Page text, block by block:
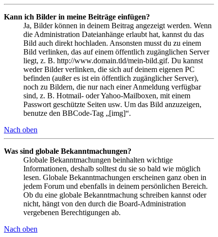
Kann ich Bilder in meine Beiträge einfügen?
Ja, Bilder können in deinem Beitrag angezeigt werden. Wenn
die Administration Dateianhänge erlaubt hat, kannst du das
Bild auch direkt hochladen. Ansonsten musst du zu einem
Bild verlinken, das auf einem öffentlich zugänglichen Server
liegt, z. B. http://www.domain.tld/mein-bild.gif. Du kannst
weder Bilder verlinken, die sich auf deinem eigenen PC
befinden (außer es ist ein öffentlich zugänglicher Server),
noch zu Bildern, die nur nach einer Anmeldung verfügbar
sind, z. B. Hotmail- oder Yahoo-Mailboxen, mit einem
Passwort geschützte Seiten usw. Um das Bild anzuzeigen,
benutze den BBCode-Tag „[img]“.
Nach oben
Was sind globale Bekanntmachungen?
Globale Bekanntmachungen beinhalten wichtige
Informationen, deshalb solltest du sie so bald wie möglich
lesen. Globale Bekanntmachungen erscheinen ganz oben in
jedem Forum und ebenfalls in deinem persönlichen Bereich.
Ob du eine globale Bekanntmachung schreiben kannst oder
nicht, hängt von den durch die Board-Administration
vergebenen Berechtigungen ab.
Nach oben